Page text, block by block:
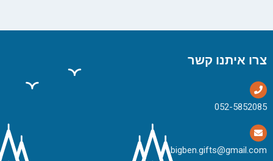
צרו איתנו קשר
bigben.gifts@gmail.com